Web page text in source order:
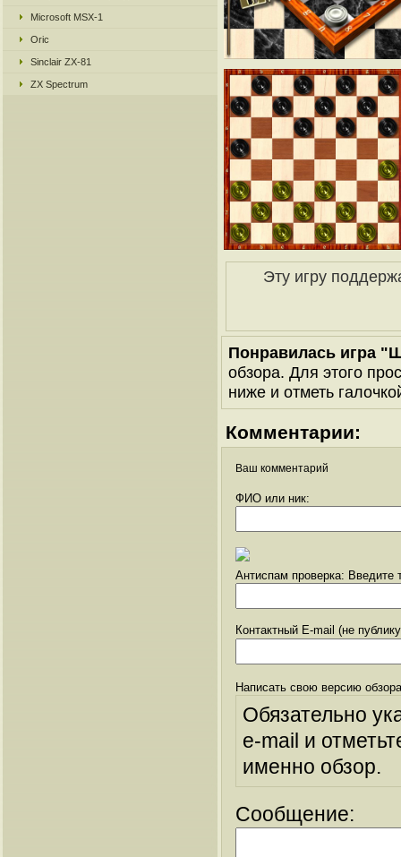
Microsoft MSX-1
Oric
Sinclair ZX-81
ZX Spectrum
Эту игру
Понравилась игра
обзора. Для этого
ниже и отметь
Комментарии:
Ваш комментарий
ФИО или ник:
Антиспам проверка: Введите
Контактный E-mail (не
Написать свою версию
Обязательно
e-mail и
именно обзор.
Сообщение: